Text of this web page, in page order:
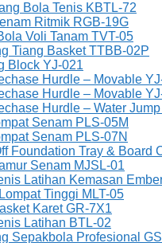
Bola Tenis KBTL-72
Ritmik RGB-19G
Voli Tanam TVT-05
Tiang Basket TTBB-02P
Block YJ-021
Hurdle – Movable
Hurdle – Movable
Hurdle – Water
Senam PLS-05M
Senam PLS-07N
Foundation Tray & Board
Senam MJSL-01
Latihan Kemasan
Tinggi MLT-05
Karet GR-7X1
Latihan BTL-02
Sepakbola Profesional